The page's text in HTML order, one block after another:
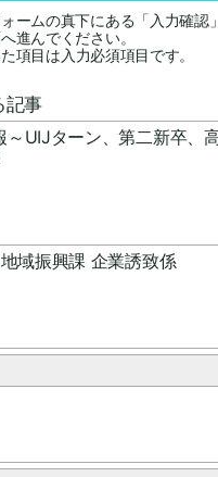
ームの真下にある「入力確認
進んでください。
項目は入力必須項目です。
記事
～UIJターン、第二新卒、
域振興課 企業誘致係